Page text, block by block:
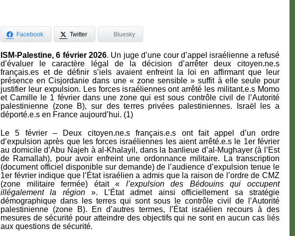
Facebook Twitter Bluesky
ISM-Palestine, 6 février 2026. Un juge d’une cour d’appel israélienne a refusé
d’évaluer le caractère légal de la décision d’arrêter deux citoyen.ne.s
français.es et de définir s’iels avaient enfreint la loi en affirmant que leur
présence en Cisjordanie dans une « zone sensible » suffit à elle seule pour
justifier leur expulsion. Les forces israéliennes ont arrêté les militant.e.s Momo
et Camille le 1 février dans une zone qui est sous contrôle civil de l’Autorité
palestinienne (zone B), sur des terres privées palestiniennes. Israël les a
déporté.e.s en France aujourd’hui. (1)
Le 5 février – Deux citoyen.ne.s français.e.s ont fait appel d’un ordre
d’expulsion après que les forces israéliennes les aient arrêté.e.s le 1er février
au domicile d’Abu Najeh à al-Khalayil, dans la banlieue d’al-Mughayer (à l’Est
de Ramallah), pour avoir enfreint une ordonnance militaire. La transcription
(document officiel disponible sur demande) de l’audience d’expulsion tenue le
1er février indique que l’État israélien a admis que la raison de l’ordre de CMZ
(zone militaire fermée) était « l’expulsion des Bédouins qui occupent
illégalement la région». L’État admet ainsi officiellement sa stratégie
démographique dans les terres qui sont sous le contrôle civil de l’Autorité
palestinienne (zone B). En d’autres termes, l’État israélien recours à des
mesures de sécurité pour atteindre des objectifs qui ne sont en aucun cas liés
aux questions de sécurité.